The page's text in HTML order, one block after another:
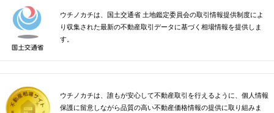
ウチノカチは、国土交通省 土地鑑定委員会の取引情報提供制度によ
り収集された最新の不動産取引データに基づく相場情報を提供しま
す。
ウチノカチは、誰もが安心して不動産取引を行えるように、個人情報
保護に留意しながら品質の高い不動産価格情報の提供に取り組みま